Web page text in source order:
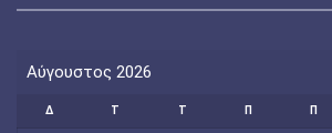
Αύγουστος 2026
Δ Τ Τ Π Π